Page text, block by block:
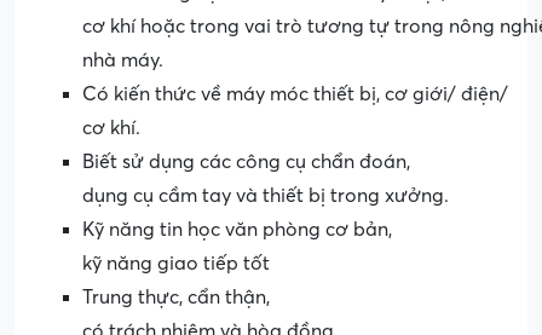
cơ khí hoặc trong vai trò tương tự trong nông
nhà máy.
Có kiến thức về máy móc thiết bị, cơ giới/ điện/
cơ khí.
Biết sử dụng các công cụ chẩn đoán,
dụng cụ cầm tay và thiết bị trong xưởng.
Kỹ năng tin học văn phòng cơ bản,
kỹ năng giao tiếp tốt
Trung thực, cẩn thận,